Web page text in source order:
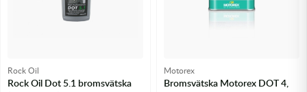
Rock Oil
Rock Oil Dot 5.1 bromsvätska
Motorex
Bromsvätska Motorex DOT 4,